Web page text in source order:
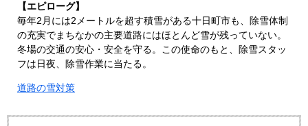
【エピローグ】
毎年2月には2メートルを超す積雪がある十日町市も、除雪体制
の充実でまちなかの主要道路にはほとんど雪が残っていない。
冬場の交通の安心・安全を守る。この使命のもと、除雪スタッ
フは日夜、除雪作業に当たる。
道路の雪対策